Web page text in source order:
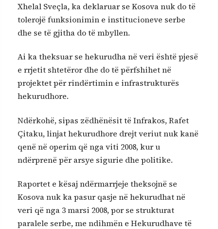
Xhelal Sveçla, ka deklaruar se Kosova nuk do të
tolerojë funksionimin e institucioneve serbe
dhe se të gjitha do të mbyllen.
Ai ka theksuar se hekurudha në veri është pjesë
e rrjetit shtetëror dhe do të përfshihet në
projektet për rindërtimin e infrastrukturës
hekurudhore.
Ndërkohë, sipas zëdhënësit të Infrakos, Rafet
Çitaku, linjat hekurudhore drejt veriut nuk kanë
qenë në operim që nga viti 2008, kur u
ndërprenë për arsye sigurie dhe politike.
Raportet e kësaj ndërmarrjeje theksojnë se
Kosova nuk ka pasur qasje në hekurudhat në
veri që nga 3 marsi 2008, por se strukturat
paralele serbe, me ndihmën e Hekurudhave të